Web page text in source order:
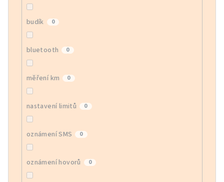
budík 0
bluetooth 0
měření km 0
nastavení limitů 0
oznámení SMS 0
oznámení hovorů 0